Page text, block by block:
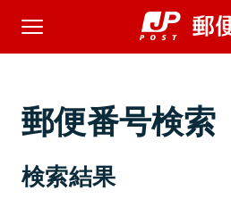
郵便番号検索
検索結果